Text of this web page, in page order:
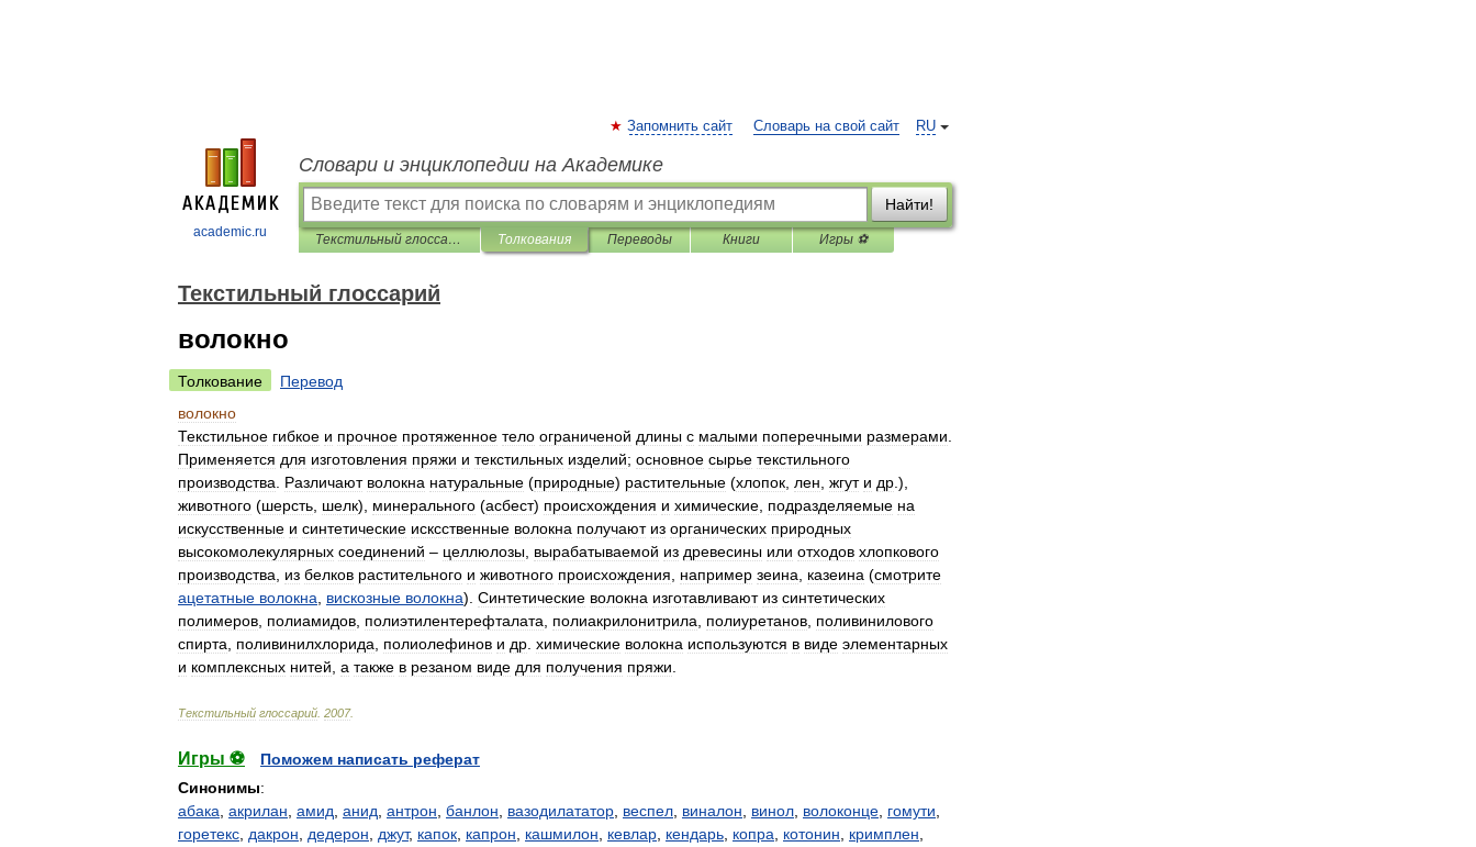
academic.ru
RU
Запомнить сайт Словарь на свой сайт
Словари и энциклопедии на Академике
Найти!
Текстильный глоссарий Толкования Переводы Книги Игры ⚽
Текстильный глоссарий
волокно
Толкование
Перевод
волокно
Текстильное гибкое и прочное протяженное тело ограниченой длины с малыми поперечными размерами
Применяется для изготовления пряжи и текстильных изделий; основное сырье текстильного
производства
Различают волокна натуральные (природные) растительные (хлопок лен жгут и др .),
животного (шерсть шелк), минерального (асбест) происхождения и химические подразделяемые на
искусственные и синтетические исксственные волокна получают из органических природных
высокомолекулярных соединений – целлюлозы вырабатываемой из древесины или отходов хлопкового
производства
из белков растительного и животного происхождения например зеина казеина (смотрите
ацетатные волокна вискозные волокна). Синтетические волокна изготавливают из синтетических
полимеров полиамидов полиэтилентерефталата полиакрилонитрила полиуретанов поливинилового
спирта
поливинилхлорида полиолефинов и др химические волокна используются в виде элементарных
и комплексных нитей а также в резаном виде для получения пряжи
Текстильный глоссарий 2007.
Игры ⚽
Поможем написать реферат
Синонимы:
абака акрилан амид анид антрон банлон вазодилататор веспел виналон винол волоконце гомути
горетекс дакрон дедерон джут, капок капрон кашмилон кевлар кендарь копра котонин кримплен